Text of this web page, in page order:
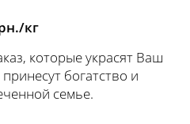
кг
которые украсят Ваш
богатство и
семье.